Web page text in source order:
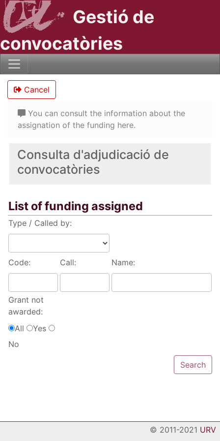
Gestió de
convocatòries
Consulta d'adjudicació de
convocatòries
List of funding assigned
Type / Called by:
Code: Call: Name:
Grant not
awarded:
All
Yes
No
Cancel
You can consult the information about the
assignation of the funding here.
© 2011-2021 URV